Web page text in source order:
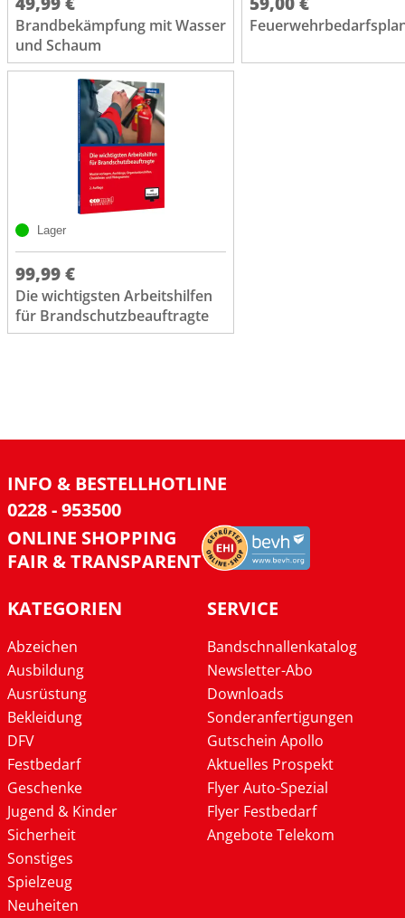
Brandbekämpfung mit Wasser
und Schaum
Lager
99,99 €
Die wichtigsten Arbeitshilfen
für Brandschutzbeauftragte
INFO & BESTELLHOTLINE
0228 - 953500
ONLINE SHOPPING
FAIR & TRANSPARENT
KATEGORIEN
Abzeichen
Ausbildung
Ausrüstung
Bekleidung
DFV
Festbedarf
Geschenke
Jugend & Kinder
Sicherheit
Sonstiges
Spielzeug
Neuheiten
SERVICE
Bandschnallenkatalog
Newsletter-Abo
Downloads
Sonderanfertigungen
Gutschein Apollo
Aktuelles Prospekt
Flyer Auto-Spezial
Flyer Festbedarf
Angebote Telekom